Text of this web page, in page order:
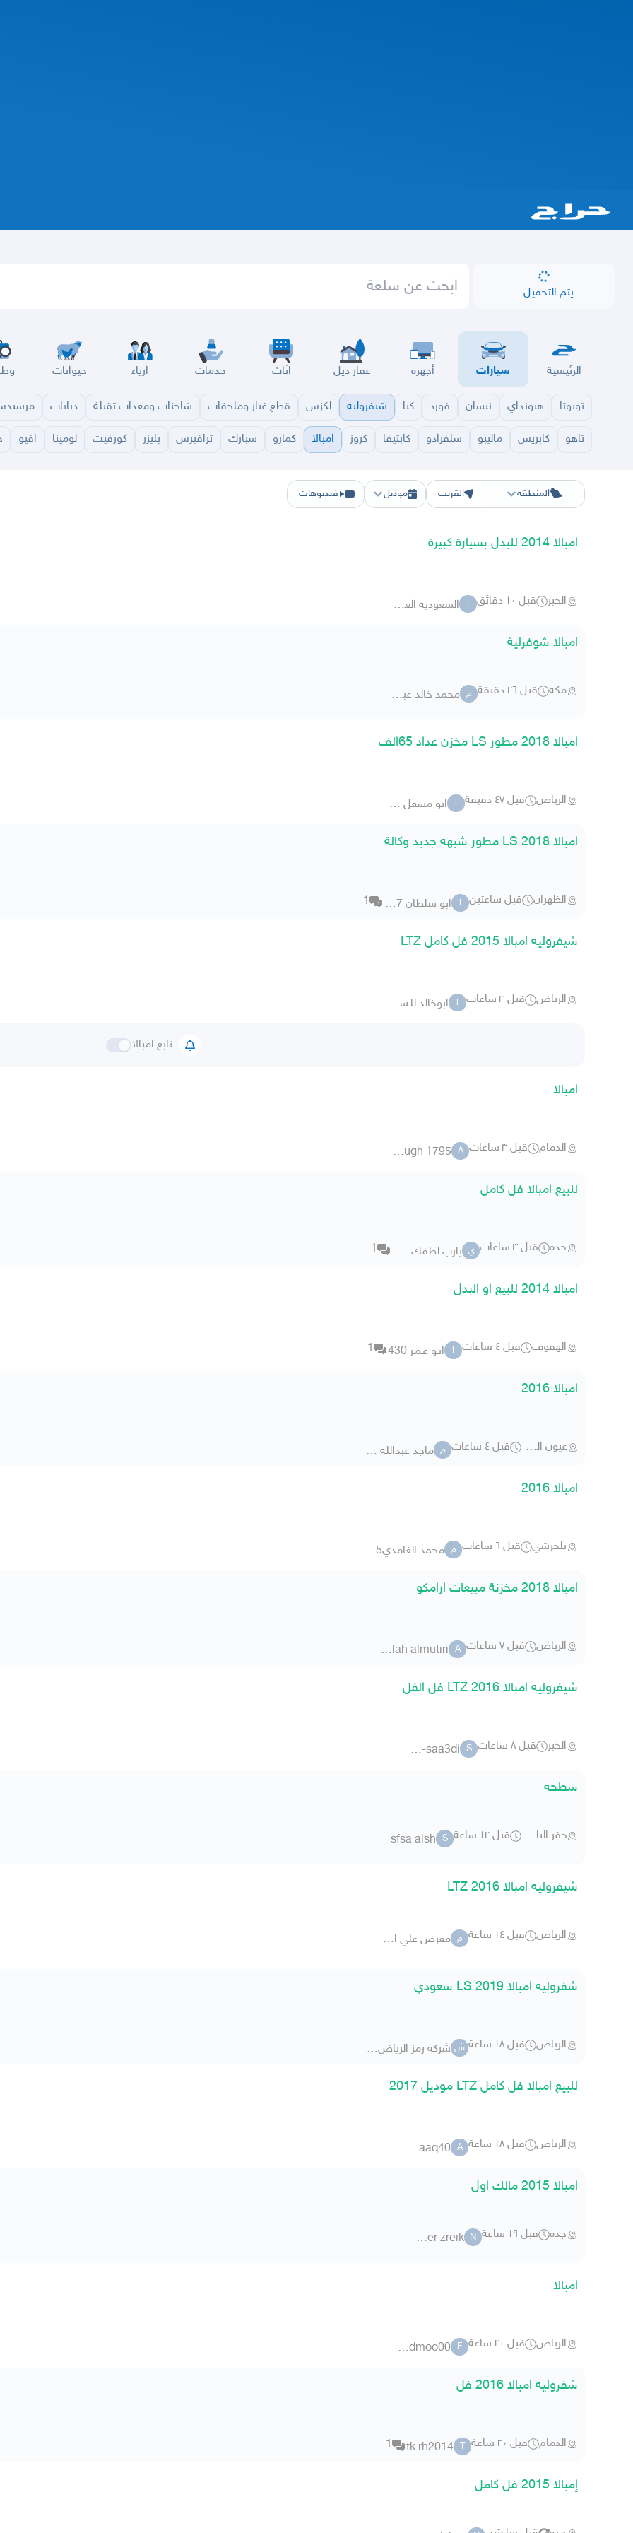
يتم التحميل...
الرئيسية سيارات أجهزة عقار ديل اثاث خدمات ازياء حيوانات
تويوتا هيونداي نيسان فورد كيا شيفروليه لكزس قطع غيار وملحقات شاحنات ومعدات ثقيلة دبابات
تاهو كابريس ماليبو سلفرادو كابتيفا كروز امبالا كمارو سبارك ترافيرس بليزر كورفيت لومينا افيو
المنطقة
الرياض الشرقيه حفر الباطن المدينة الطايف القصيم الباحة
القريب موديل فيديوهات
امبالا 2014 للبدل بسيارة كبيرة
الخبر قبل ١٠ دقائق ا السعودية العظمى ksa
امبالا شوفرلية
مكه قبل ٢٦ دقيقة م محمد خالد عبده العسيري
امبالا 2018 مطور LS مخزن عداد 65الف
الرياض قبل ٤٧ دقيقة ا ابو مشعل s111
امبالا 2018 LS مطور شبهه جديد وكالة
الظهران قبل ساعتين ا ابو سلطان 2037 1
شيفروليه امبالا 2015 فل كامل LTZ
الرياض قبل ٣ ساعات ا ابوخالد للـسيارات
تابع امبالا
امبالا
الدمام قبل ٣ ساعات A
although 1795
للبيع امبالا فل كامل
جده قبل ٣ ساعات ي يارب لطفك وعافيتك 1
امبالا 2014 للبيع او البدل
الهفوف قبل ٤ ساعات ا ابـو عـمـر 430 1
امبالا 2016
عيون الجواء قبل ٤ ساعات م ماجد عبدالله 8555
امبالا 2016
بلجرشي قبل ٦ ساعات م محمد الغامدي123703935
امبالا 2018 مخزنة مبيعات ارامكو
الرياض قبل ٧ ساعات A
abdulelah almutiri
شيفروليه امبالا 2016 LTZ فل الفل
الخبر قبل ٨ ساعات S
sa-saa3di
سطحه
حفر الباطن قبل ١٢ ساعة S
sfsa alsh
شيفروليه امبالا LTZ 2016
الرياض قبل ١٤ ساعة م معرض علي الزهراني
شفروليه امبالا 2019 LS سعودي
الرياض قبل ١٨ ساعة ش شركة رمز الرياض للسيارات 90
للبيع امبالا فل كامل LTZ موديل 2017
الرياض قبل ١٨ ساعة A
aaq40
امبالا 2015 مالك اول
جده قبل ١٩ ساعة N
nasser zreik
امبالا
الرياض قبل ٢٠ ساعة F
fahadmoo00
شفروليه امبالا 2016 فل
الدمام قبل ٢٠ ساعة T
tk.rh2014
1
إمبالا 2015 فل كامل